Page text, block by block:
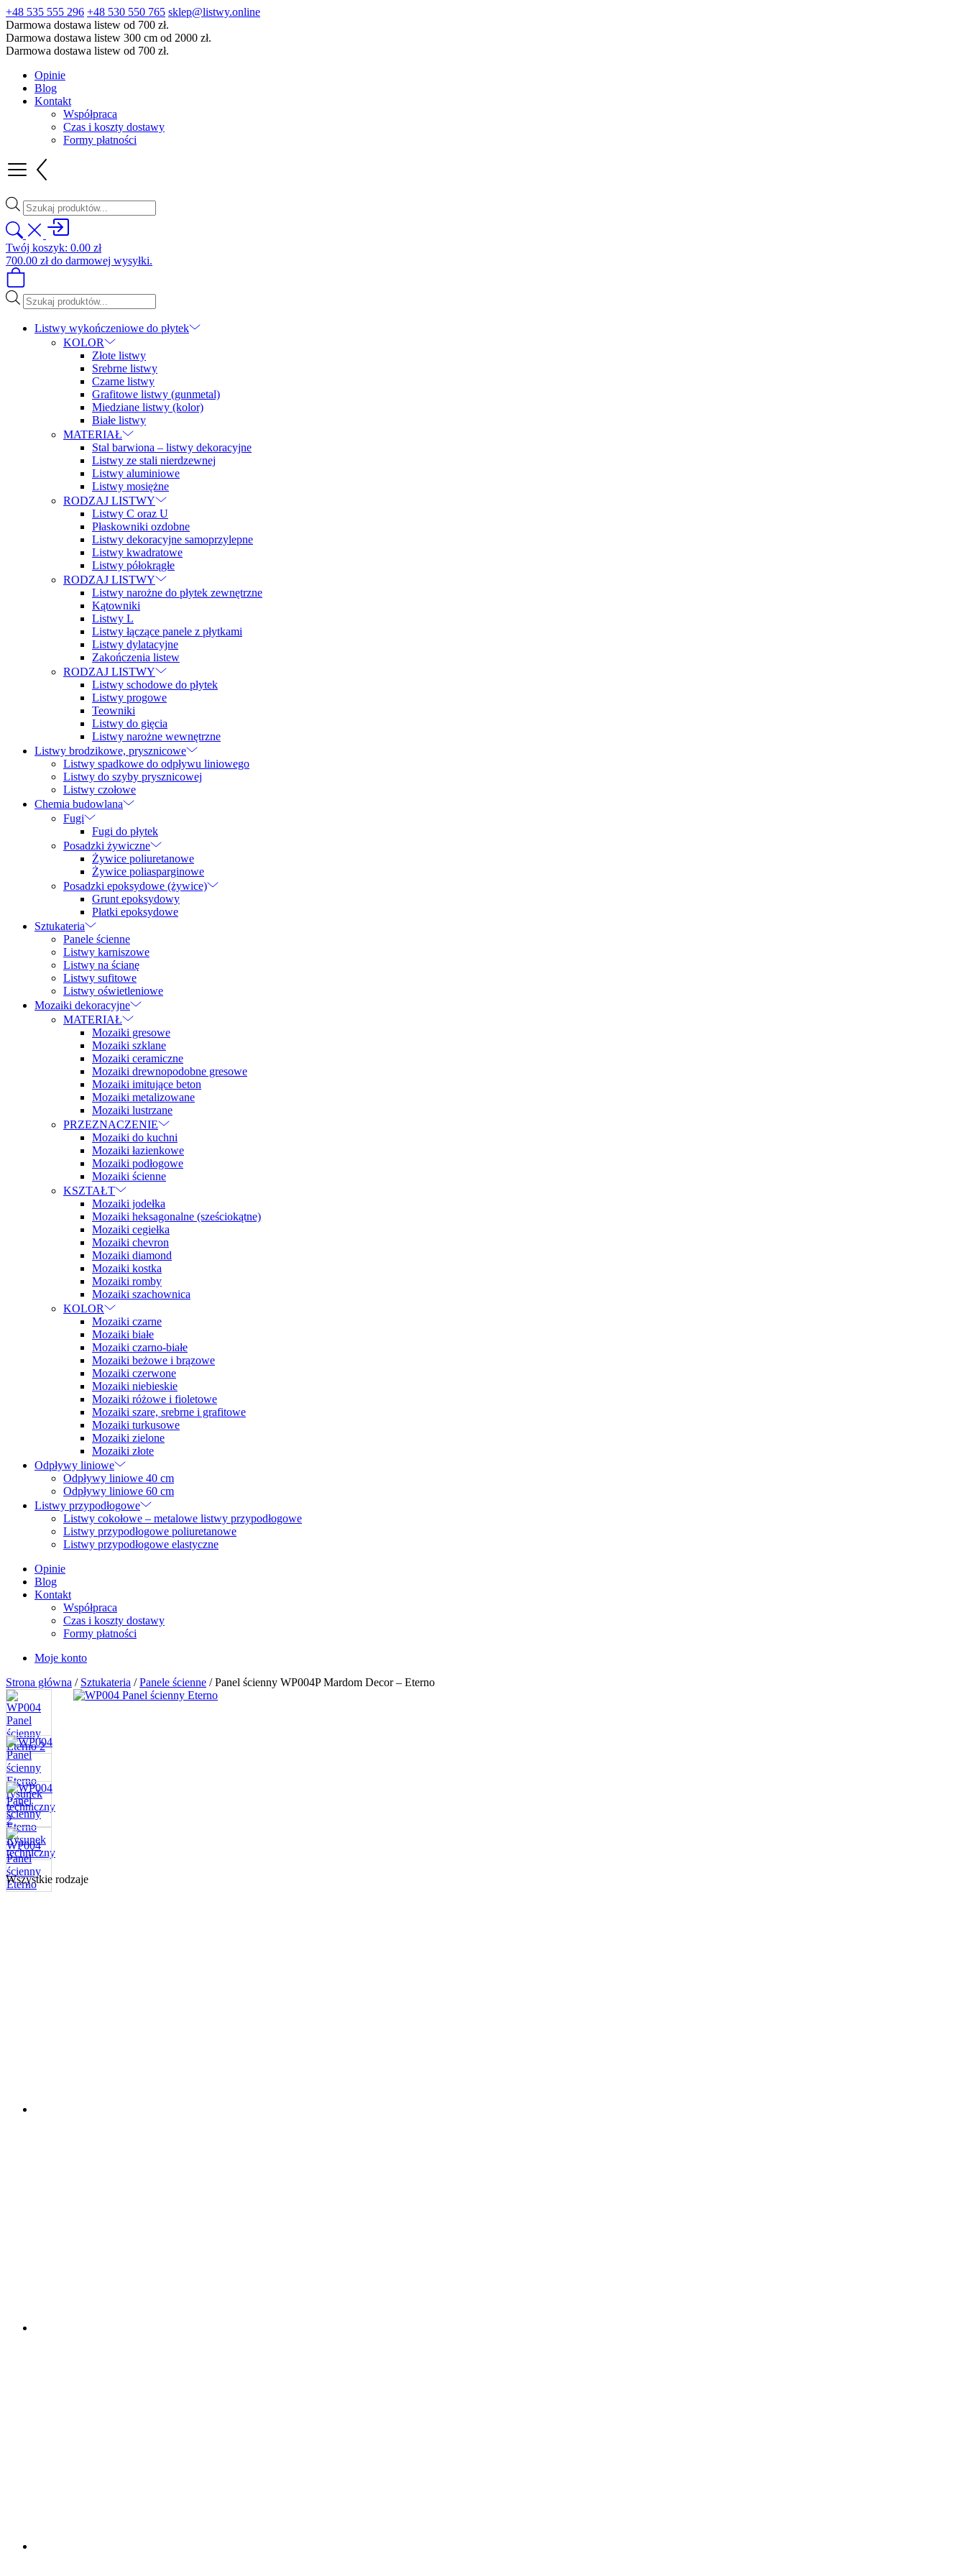
+48 535 555 296 +48 530 550 765 sklep@listwy.online
Darmowa dostawa listew od 700 zł.
Darmowa dostawa listew 300 cm od 2000 zł.
Darmowa dostawa listew od 700 zł.
Opinie
Blog
Kontakt
Współpraca
Czas i koszty dostawy
Formy płatności
Wyszukiwarka
produktów
Twój koszyk: 0.00 zł
700.00 złdo darmowej wysyłki.
Wyszukiwarka
produktów
Listwy wykończeniowe do płytek
KOLOR
Złote listwy
Srebrne listwy
Czarne listwy
Grafitowe listwy (gunmetal)
Miedziane listwy (kolor)
Białe listwy
MATERIAŁ
Stal barwiona – listwy dekoracyjne
Listwy ze stali nierdzewnej
Listwy aluminiowe
Listwy mosiężne
RODZAJ LISTWY
Listwy C oraz U
Płaskowniki ozdobne
Listwy dekoracyjne samoprzylepne
Listwy kwadratowe
Listwy półokrągłe
RODZAJ LISTWY
Listwy narożne do płytek zewnętrzne
Kątowniki
Listwy L
Listwy łączące panele z płytkami
Listwy dylatacyjne
Zakończenia listew
RODZAJ LISTWY
Listwy schodowe do płytek
Listwy progowe
Teowniki
Listwy do gięcia
Listwy narożne wewnętrzne
Listwy brodzikowe, prysznicowe
Listwy spadkowe do odpływu liniowego
Listwy do szyby prysznicowej
Listwy czołowe
Chemia budowlana
Fugi
Fugi do płytek
Posadzki żywiczne
Żywice poliuretanowe
Żywice poliasparginowe
Posadzki epoksydowe (żywice)
Grunt epoksydowy
Płatki epoksydowe
Sztukateria
Panele ścienne
Listwy karniszowe
Listwy na ścianę
Listwy sufitowe
Listwy oświetleniowe
Mozaiki dekoracyjne
MATERIAŁ
Mozaiki gresowe
Mozaiki szklane
Mozaiki ceramiczne
Mozaiki drewnopodobne gresowe
Mozaiki imitujące beton
Mozaiki metalizowane
Mozaiki lustrzane
PRZEZNACZENIE
Mozaiki do kuchni
Mozaiki łazienkowe
Mozaiki podłogowe
Mozaiki ścienne
KSZTAŁT
Mozaiki jodełka
Mozaiki heksagonalne (sześciokątne)
Mozaiki cegiełka
Mozaiki chevron
Mozaiki diamond
Mozaiki kostka
Mozaiki romby
Mozaiki szachownica
KOLOR
Mozaiki czarne
Mozaiki białe
Mozaiki czarno-białe
Mozaiki beżowe i brązowe
Mozaiki czerwone
Mozaiki niebieskie
Mozaiki różowe i fioletowe
Mozaiki szare, srebrne i grafitowe
Mozaiki turkusowe
Mozaiki zielone
Mozaiki złote
Odpływy liniowe
Odpływy liniowe 40 cm
Odpływy liniowe 60 cm
Listwy przypodłogowe
Listwy cokołowe – metalowe listwy przypodłogowe
Listwy przypodłogowe poliuretanowe
Listwy przypodłogowe elastyczne
Opinie
Blog
Kontakt
Współpraca
Czas i koszty dostawy
Formy płatności
Moje konto
Strona główna / Sztukateria /Panele ścienne / Panel ścienny WP004P Mardom Decor – Eterno
Wszystkie rodzaje